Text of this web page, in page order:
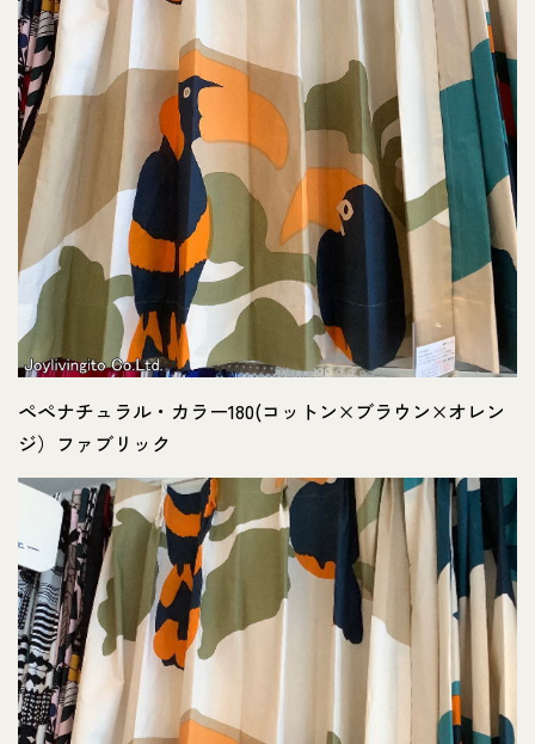
ペペナチュラル・カラー180(コットン×ブラウン×オレン
ジ）ファブリック